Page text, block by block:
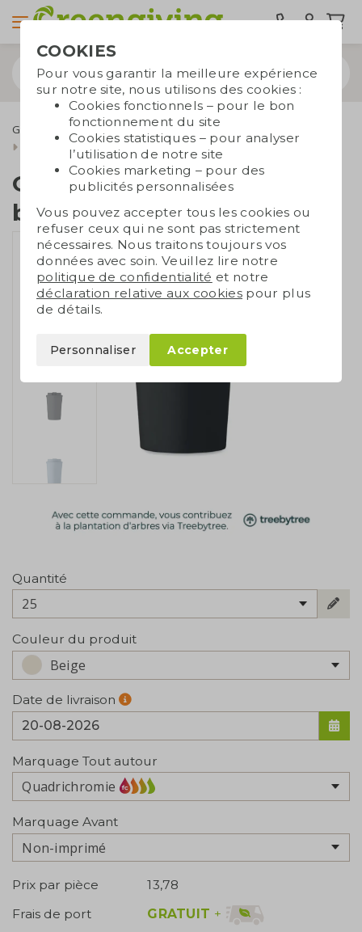
Gourdes réutilisables
Gobelets de café à emporter
Gobelet en bioplastique
Gobelet en
bioplastique
Quantité
25
Couleur du produit
Beige
Date de livraison
Marquage Tout autour
Quadrichromie
Marquage Avant
Non-imprimé
Prix par pièce
13,78
Frais de port
GRATUIT +
COOKIES
Pour vous garantir la meilleure expérience
sur notre site, nous utilisons des cookies :
Cookies fonctionnels – pour le bon
fonctionnement du site
Cookies statistiques – pour analyser
l’utilisation de notre site
Cookies marketing – pour des
publicités personnalisées
Vous pouvez accepter tous les cookies ou
refuser ceux qui ne sont pas strictement
nécessaires. Nous traitons toujours vos
données avec soin. Veuillez lire notre
politique de confidentialité et notre
déclaration relative aux cookies pour plus
de détails.
Personnaliser Accepter